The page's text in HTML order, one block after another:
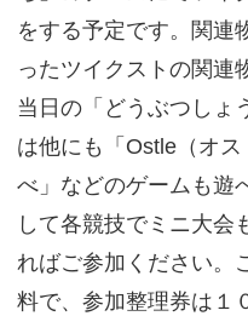
をする予定です。関連
ったツイクストの関連
当日の「どうぶつしょ
は他にも「Ostle（オ
べ」などのゲームも遊
して各競技でミニ大会
ればご参加ください。
料で、参加整理券は１